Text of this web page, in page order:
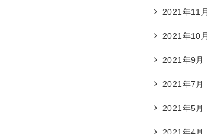
2021年11月
2021年10月
2021年9月
2021年7月
2021年5月
2021年4月